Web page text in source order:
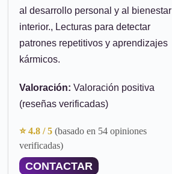
al desarrollo personal y al bienestar
interior., Lecturas para detectar
patrones repetitivos y aprendizajes
kármicos.
Valoración: Valoración positiva
(reseñas verificadas)
⭐ 4.8 / 5 (basado en 54 opiniones
verificadas)
CONTACTAR